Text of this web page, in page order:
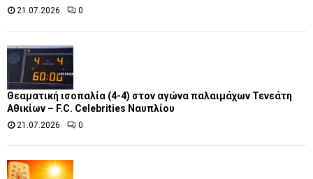
21.07.2026 0
Θεαματική ισοπαλία (4-4) στον αγώνα παλαιμάχων Τενεάτη
Αθικίων – F.C. Celebrities Ναυπλίου
21.07.2026 0